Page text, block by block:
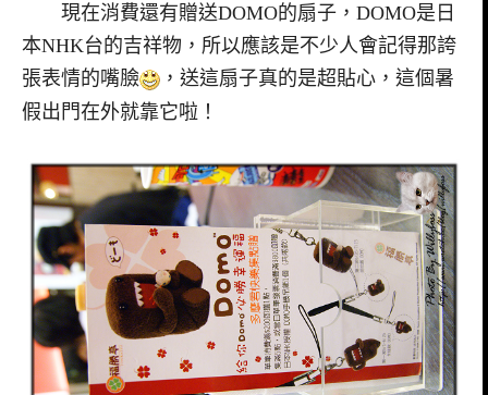
現在消費還有贈送DOMO的扇子，DOMO是日
本NHK台的吉祥物，所以應該是不少人會記得那誇
張表情的嘴臉
，送這扇子真的是超貼心，這個暑
假出門在外就靠它啦！